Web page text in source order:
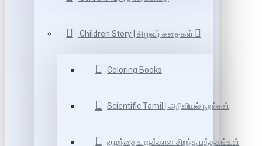
Children Story | சிறுவர் கதைகள்
Coloring Books
Scientific Tamil | அறிவியல் நூல்கள்
குழந்தைகளுக்கான சிறந்த புத்தகங்கள்